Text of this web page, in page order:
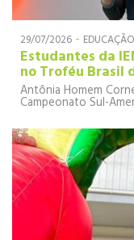
29/07/2026 -
Estudantes da
no Troféu Brasil
Antônia Homem
Campeonato Sul-